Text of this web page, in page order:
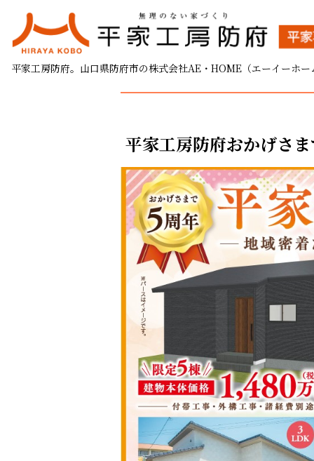
平家工房防府。山口県防府市の株式会社AE・HOME（エーイーホー
おかげさまで5周年
2025.02.03
平家工房防府おかげさ